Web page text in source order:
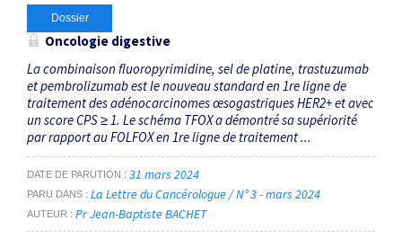
Dossier
Oncologie digestive
La combinaison fluoropyrimidine, sel de platine, trastuzumab
et pembrolizumab est le nouveau standard en 1re ligne de
traitement des adénocarcinomes œsogastriques HER2+ et avec
un score CPS ≥ 1. Le schéma TFOX a démontré sa supériorité
par rapport au FOLFOX en 1re ligne de traitement ...
DATE DE PARUTION 31 mars 2024
PARU DANS La Lettre du Cancérologue / N° 3 - mars 2024
AUTEUR Pr Jean-Baptiste BACHET